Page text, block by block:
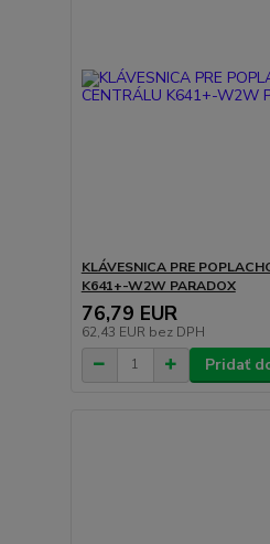
KLÁVESNICA PRE
K641+-W2W PARADOX
76,79 EUR
62,43 EUR bez DPH
Pridať